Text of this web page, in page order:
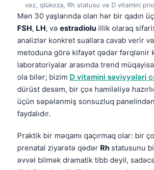
vəz, qlükoza, Rh statusu və D vitamini
Mən 30 yaşlarında olan hər bir qadın
FSH, LH, və estradiolu illik olaraq
analizlər konkret suallara cavab verir və
metoduna görə kifayət qədər fərqlənir
laboratoriyalar arasında trend
ola bilər; bizim D vitamini səviyyələri
dürüst desəm, bir çox hamiləliyə
üçün səpələnmiş sonsuzluq
faydalıdır.
Praktik bir məqamı qaçırmaq olar: bir
prenatal ziyarətə qədər Rh statusunu
əvvəl bilmək dramatik tibb deyil,
简体中文
فارسی
Български
Nederlands
हिन्दी
Bahasa Indonesia
Հայերեն
Íslenska
Српски језик
Svenska